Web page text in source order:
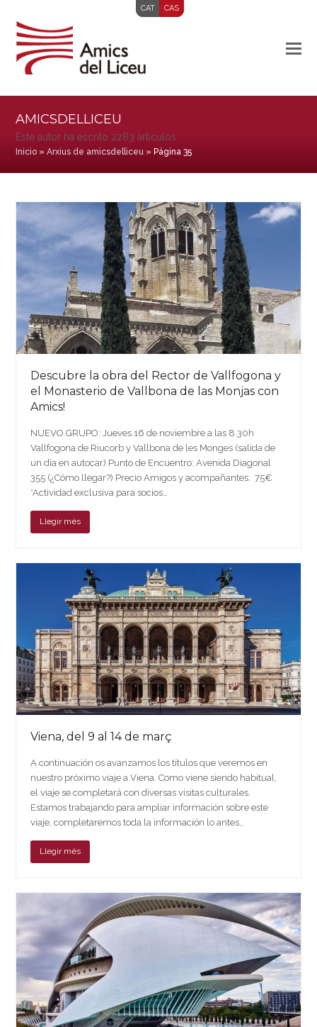
CAT CAS
AMICSDELLICEU
Este autor ha escrito 2283 artículos
Inicio »Arxius de amicsdelliceu » Página 35
Descubre la obra del Rector de Vallfogona y
el Monasterio de Vallbona de las Monjas con
Amics!
NUEVO GRUPO: Jueves 16 de noviembre a las 8.30h
Vallfogona de Riucorb y Vallbona de les Monges (salida de
un día en autocar) Punto de Encuentro: Avenida Diagonal
355 (¿Cómo llegar?) Precio Amigos y acompañantes: 75€
*Actividad exclusiva para socios…
Llegir més
Viena, del 9 al 14 de març
A continuación os avanzamos los títulos que veremos en
nuestro próximo viaje a Viena. Como viene siendo habitual,
el viaje se completará con diversas visitas culturales.
Estamos trabajando para ampliar información sobre este
viaje, completaremos toda la información lo antes…
Llegir més